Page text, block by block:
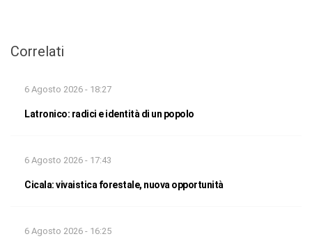
Correlati
6 Agosto 2026 - 18:27
Latronico: radici e identità di un popolo
6 Agosto 2026 - 17:43
Cicala: vivaistica forestale, nuova opportunità
6 Agosto 2026 - 16:25